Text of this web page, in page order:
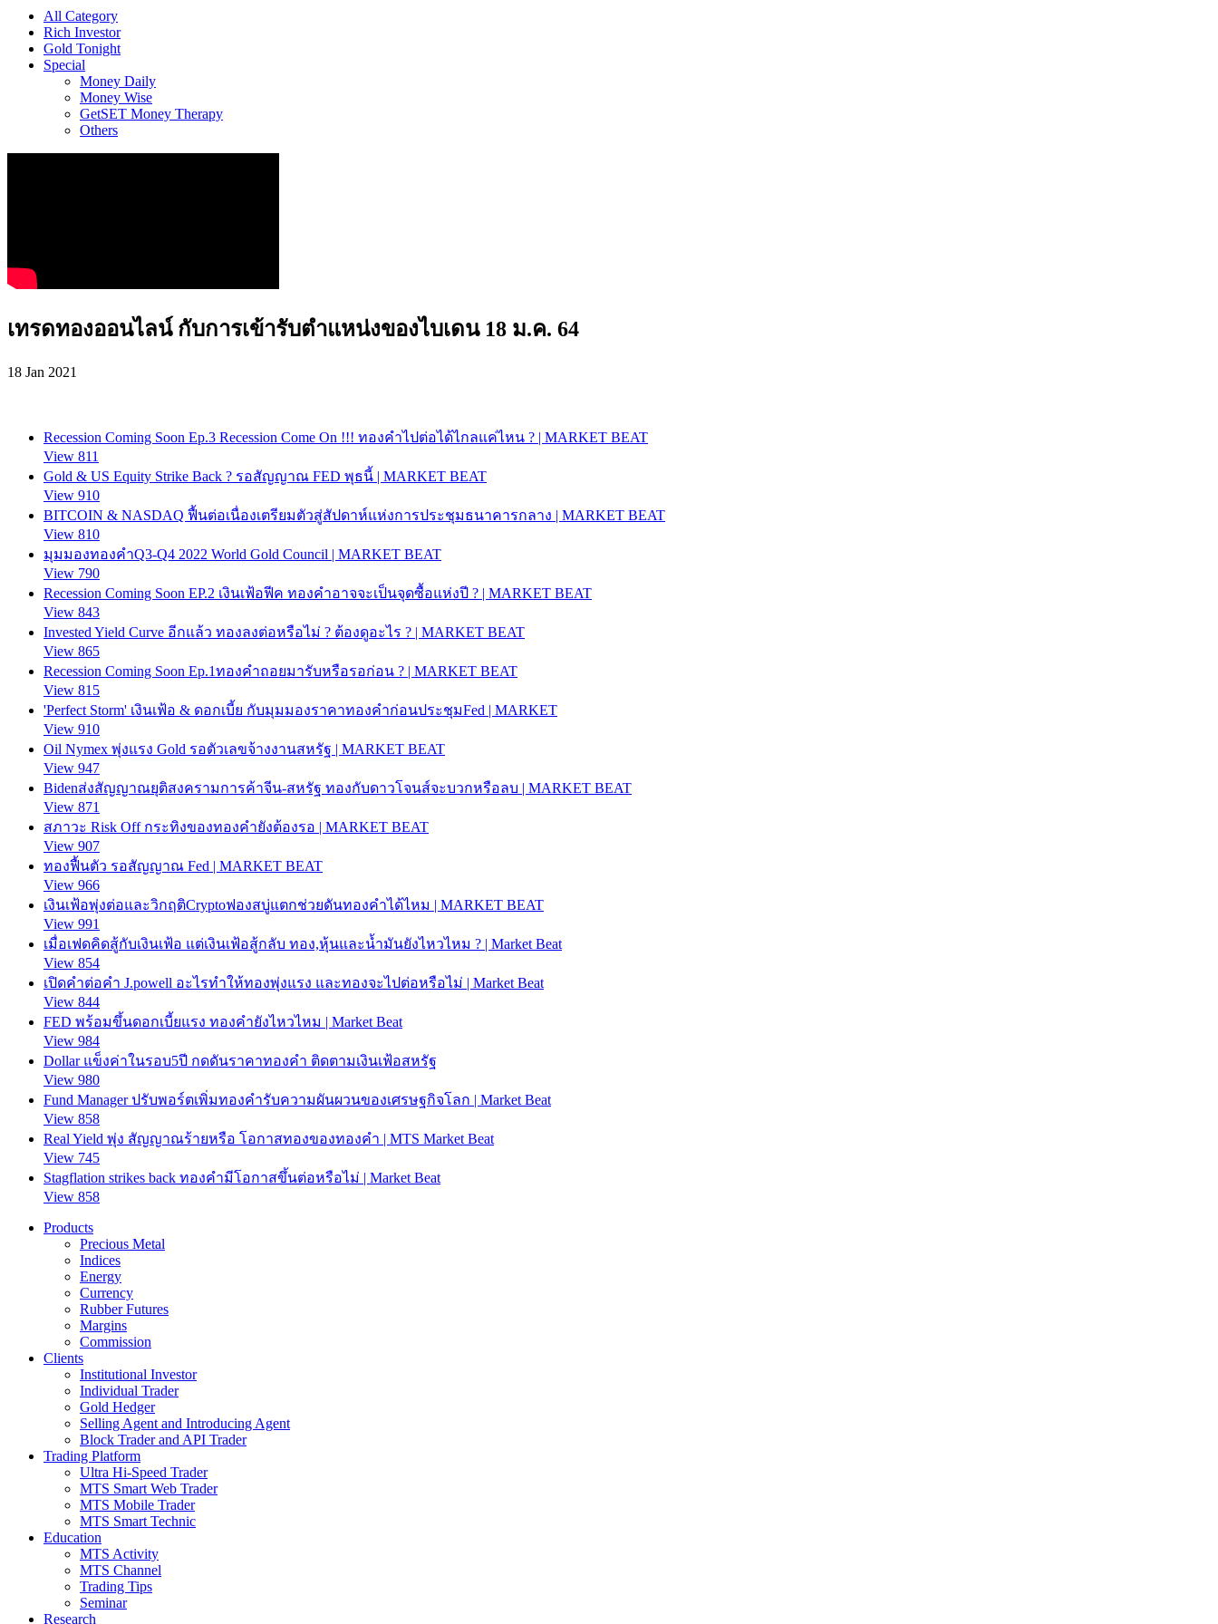
All Category
Rich Investor
Gold Tonight
Special
Money Daily
Money Wise
GetSET Money Therapy
Others
เทรดทองออนไลน์ กับการเข้ารับตำแหน่งของไบเดน 18 ม.ค. 64
18 Jan 2021
Recession Coming Soon Ep.3 Recession Come On !!! ทองคำไปต่อได้ไกลแค่ไหน ? | MARKET BEAT
View 811
Gold & US Equity Strike Back ? รอสัญญาณ FED พุธนี้ | MARKET BEAT
View 910
BITCOIN & NASDAQ ฟื้นต่อเนื่องเตรียมตัวสู่สัปดาห์แห่งการประชุมธนาคารกลาง | MARKET BEAT
View 810
มุมมองทองคำQ3-Q4 2022 World Gold Council | MARKET BEAT
View 790
Recession Coming Soon EP.2 เงินเฟ้อฟีค ทองคำอาจจะเป็นจุดซื้อแห่งปี ? | MARKET BEAT
View 843
Invested Yield Curve อีกแล้ว ทองลงต่อหรือไม่ ? ต้องดูอะไร ? | MARKET BEAT
View 865
Recession Coming Soon Ep.1ทองคำถอยมารับหรือรอก่อน ? | MARKET BEAT
View 815
'Perfect Storm' เงินเฟ้อ & ดอกเบี้ย กับมุมมองราคาทองคำก่อนประชุมFed | MARKET
View 910
Oil Nymex พุ่งแรง Gold รอตัวเลขจ้างงานสหรัฐ | MARKET BEAT
View 947
Bidenส่งสัญญาณยุติสงครามการค้าจีน-สหรัฐ ทองกับดาวโจนส์จะบวกหรือลบ | MARKET BEAT
View 871
สภาวะ Risk Off กระทิงของทองคำยังต้องรอ | MARKET BEAT
View 907
ทองฟื้นตัว รอสัญญาณ Fed | MARKET BEAT
View 966
เงินเฟ้อพุ่งต่อและวิกฤติCryptoฟองสบู่แตกช่วยดันทองคำได้ไหม | MARKET BEAT
View 991
เมื่อเฟดคิดสู้กับเงินเฟ้อ แต่เงินเฟ้อสู้กลับ ทอง,หุ้นและน้ำมันยังไหวไหม ? | Market Beat
View 854
เปิดคำต่อคำ J.powell อะไรทำให้ทองพุ่งแรง และทองจะไปต่อหรือไม่ | Market Beat
View 844
FED พร้อมขึ้นดอกเบี้ยแรง ทองคำยังไหวไหม | Market Beat
View 984
Dollar แข็งค่าในรอบ5ปี กดดันราคาทองคำ ติดตามเงินเฟ้อสหรัฐ
View 980
Fund Manager ปรับพอร์ตเพิ่มทองคำรับความผันผวนของเศรษฐกิจโลก | Market Beat
View 858
Real Yield พุ่ง สัญญาณร้ายหรือ โอกาสทองของทองคำ | MTS Market Beat
View 745
Stagflation strikes back ทองคำมีโอกาสขึ้นต่อหรือไม่ | Market Beat
View 858
Products
Precious Metal
Indices
Energy
Currency
Rubber Futures
Margins
Commission
Clients
Institutional Investor
Individual Trader
Gold Hedger
Selling Agent and Introducing Agent
Block Trader and API Trader
Trading Platform
Ultra Hi-Speed Trader
MTS Smart Web Trader
MTS Mobile Trader
MTS Smart Technic
Education
MTS Activity
MTS Channel
Trading Tips
Seminar
Research